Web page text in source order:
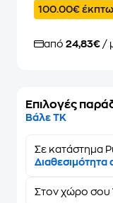
100.00€
από 24,83€ /
Επιλογές
Βάλε ΤΚ
Σε κατάστημα
Διαθεσιμότητα
Στον χώρο σου